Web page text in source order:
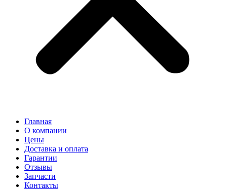
Главная
О компании
Цены
Доставка и оплата
Гарантии
Отзывы
Запчасти
Контакты